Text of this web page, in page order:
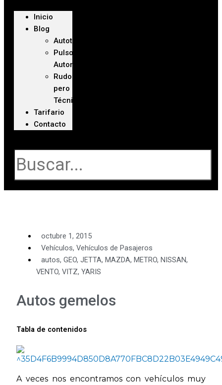
Inicio
Blog
Autoteca
Pulso
Automotriz
Rudo
pero
Técnico
Tarifario
Contacto
octubre 1, 2015
Vehículos, Vehículos de Pasajeros
autos, GEO, JETTA, MAZDA, METRO, NISSAN,
VENTO, VITZ, YARIS
Autos gemelos
Tabla de contenidos
A veces nos encontramos con vehículos muy